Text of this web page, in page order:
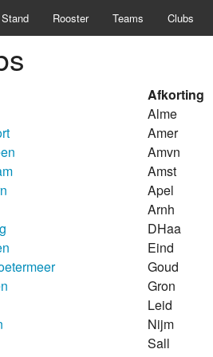
Stand Rooster Teams Clubs
Afkorting
Alme
Amer
Amvn
Amst
Apel
Arnh
DHaa
Eind
Goud
Gron
Leid
Nijm
Sall